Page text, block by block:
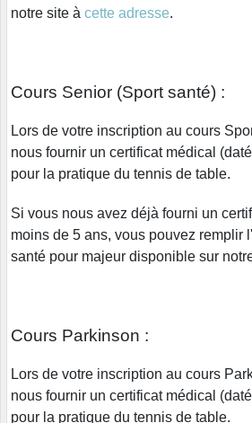
notre site à cette adresse.
Cours Senior (Sport santé) :
Lors de votre inscription au cours
nous fournir un certificat médical
pour la pratique du tennis de table.
Si vous nous avez déjà fourni un
moins de 5 ans, vous pouvez remplir
santé pour majeur disponible sur
Cours Parkinson :
Lors de votre inscription au cours
nous fournir un certificat médical
pour la pratique du tennis de table.